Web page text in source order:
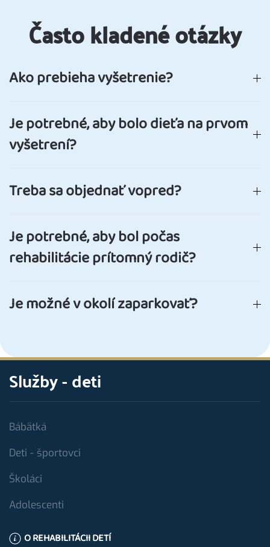
Často kladené otázky
Ako prebieha vyšetrenie?
Je potrebné, aby bolo dieťa na prvom
vyšetrení?
Treba sa objednať vopred?
Je potrebné, aby bol počas
rehabilitácie prítomný rodič?
Je možné v okolí zaparkovať?
Služby - deti
Bábätká
Deti - športovci
Školáci
Adolescenti
O REHABILITÁCII DETÍ